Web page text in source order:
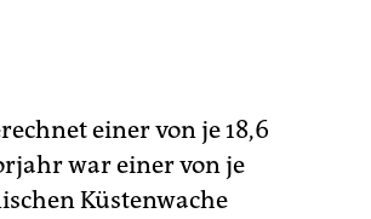
einer von je 18,6
war einer von je
Küstenwache